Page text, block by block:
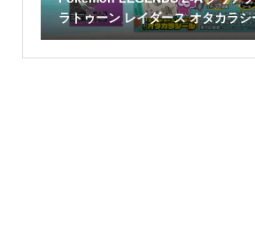
ラトゥーン レイダース オタカラシ